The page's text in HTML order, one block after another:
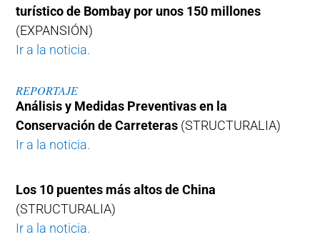
turístico de Bombay por unos 150 millones
(EXPANSIÓN)
Ir a la noticia.
REPORTAJE
Análisis y Medidas Preventivas en la
Conservación de Carreteras (STRUCTURALIA)
Ir a la noticia.
Los 10 puentes más altos de China
(STRUCTURALIA)
Ir a la noticia.